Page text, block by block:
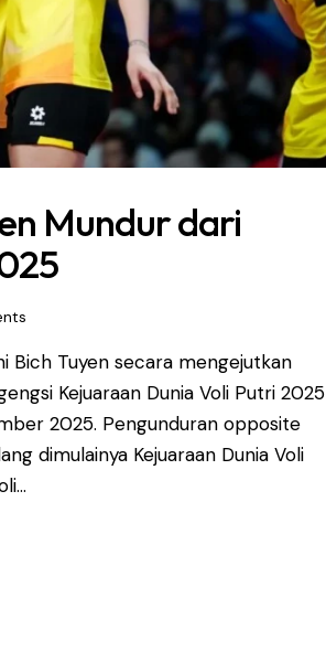
Mundur dari
Bich Tuyen secara mengejutkan
Kejuaraan Dunia Voli Putri 2025
2025. Pengunduran opposite
dimulainya Kejuaraan Dunia Voli